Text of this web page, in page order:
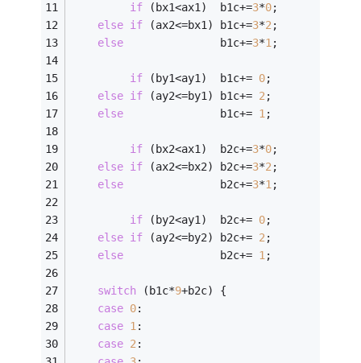
if (bx1<ax1)  b1c+=3*0;
else if (ax2<=bx1) b1c+=3*2;
else
               b1c+=
3*1;
if (by1<ay1)  b1c+= 0;
else if (ay2<=by1) b1c+= 2;
else
               b1c+=
1;
if (bx2<ax1)  b2c+=3*0;
else if (ax2<=bx2) b2c+=3*2;
else
               b2c+=
3*1;
if (by2<ay1)  b2c+= 0;
else if (ay2<=by2) b2c+= 2;
else
               b2c+=
1;
switch (b1c*9+b2c) {
case 0:
case 1:
case 2: